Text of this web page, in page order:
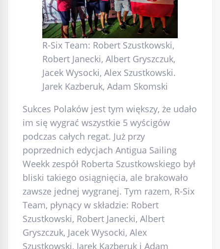
R-Six Team: Robert Szustkowski,
Robert Janecki, Albert Gryszczuk,
Jacek Wysocki, Alex Szustkowski.
Jarek Kazberuk, Adam Skomski
Sukces Polaków jest tym większy, że udało
im się wygrać wszystkie 5 wyścigów
podczas całych regat. Już przy
poprzednich edycjach Antigua Sailing
Weekk zespół Roberta Szustkowskiego był
bliski takiego osiągnięcia, ale brakowało
zawsze jednej wygranej. Tym razem, R-Six
Team, płynący w składzie: Robert
Szustkowski, Robert Janecki, Albert
Gryszczuk, Jacek Wysocki, Alex
Szustkowski, Jarek Kazberuk i Adam